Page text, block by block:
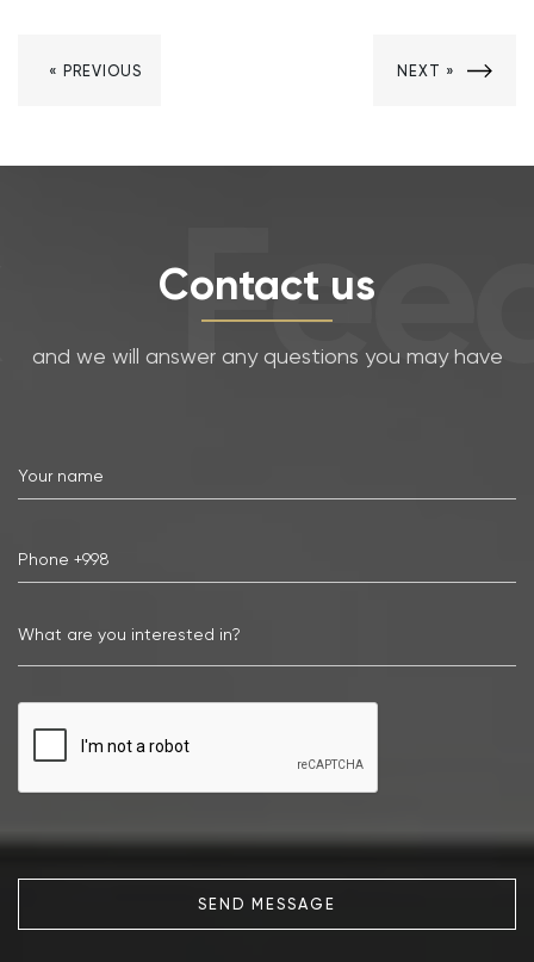
« PREVIOUS NEXT »
Contact us
and we will answer any questions you may have
SEND MESSAGE